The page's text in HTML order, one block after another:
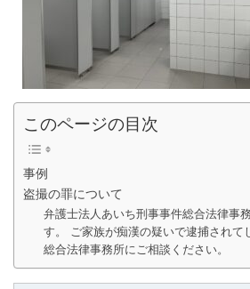
このページの目次
事例
盗撮の罪について
弁護士法人あいち刑事事件総合法律事
す。 ご家族が痴漢の疑いで逮捕され
総合法律事務所にご相談ください。